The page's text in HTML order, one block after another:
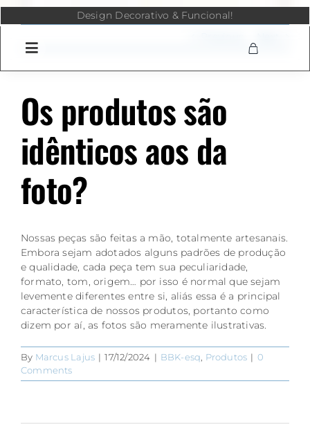
Skip
Design Decorativo & Funcional!
Os produtos são
idênticos aos da
foto?
Nossas peças são feitas a mão, totalmente artesanais.
Embora sejam adotados alguns padrões de produção
e qualidade, cada peça tem sua peculiaridade,
formato, tom, origem… por isso é normal que sejam
levemente diferentes entre si, aliás essa é a principal
característica de nossos produtos, portanto como
dizem por aí, as fotos são meramente ilustrativas.
By Marcus Lajus | 17/12/2024 | BBK-esq Produtos | 0
Comments